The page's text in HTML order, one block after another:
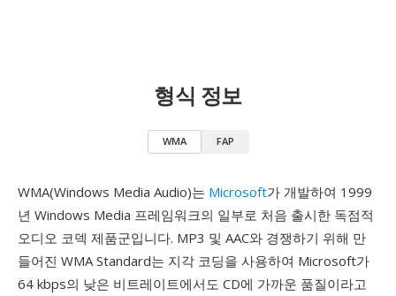
형식 정보
WMA FAP
WMA(Windows Media Audio)는 Microsoft가 개발하여 1999
년 Windows Media 프레임워크의 일부로 처음 출시한 독점적
오디오 코덱 제품군입니다. MP3 및 AAC와 경쟁하기 위해 만
들어진 WMA Standard는 지각 코딩을 사용하여 Microsoft가
64 kbps의 낮은 비트레이트에서도 CD에 가까운 품질이라고